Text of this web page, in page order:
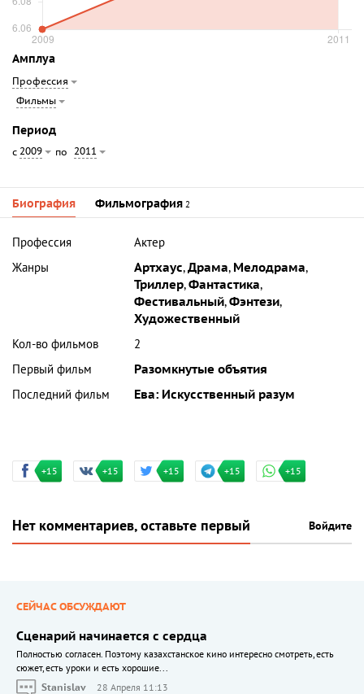
Амплуа
Профессия
Фильмы
Период
с 2009 по 2011
Биография Фильмография 2
Профессия
Актер
Жанры
Артхаус,Драма, Мелодрама,
Триллер,Фантастика,
Фестивальный,Фэнтези,
Художественный
Кол-во фильмов
2
Первый фильм
Разомкнутые объятия
Последний фильм
Ева: Искусственный разум
+15 +15 +15 +15 +15
Нет комментариев, оставьте первый Войдите
СЕЙЧАС ОБСУЖДАЮТ
Сценарий начинается с сердца
Полностью согласен. Поэтому казахстанское кино интересно смотреть, есть
сюжет, есть уроки и есть хорошие...
Stanislav
28 Апреля 11:13